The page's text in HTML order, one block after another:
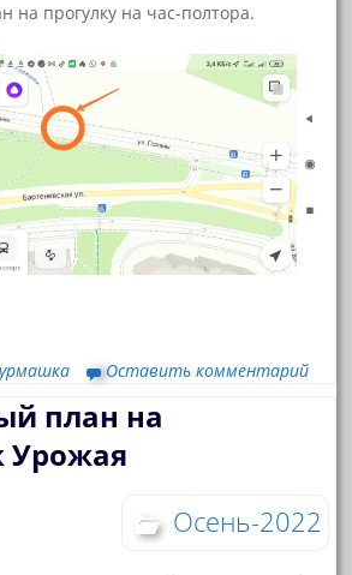
на прогулку на час-полтора.
Оставить комментарий
план на
Урожая
Осень-2022